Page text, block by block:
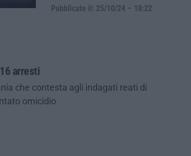
Pubblicato il: 25/10/24 – 18:22
arresti
che contesta agli indagati reati di
omicidio